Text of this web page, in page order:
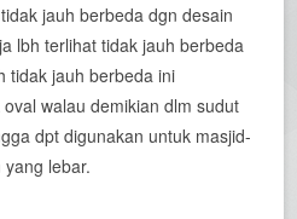
jauh berbeda dgn desain
lbh terlihat tidak jauh berbeda
tidak jauh berbeda ini
walau demikian dlm sudut
dpt digunakan untuk masjid-
lebar.